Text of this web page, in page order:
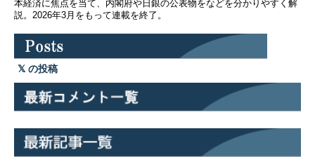
本経済に焦点を当て、内閣府や日銀の公表物をなどを分かりやすく解
説。2026年3月をもって連載を終了。
の投稿